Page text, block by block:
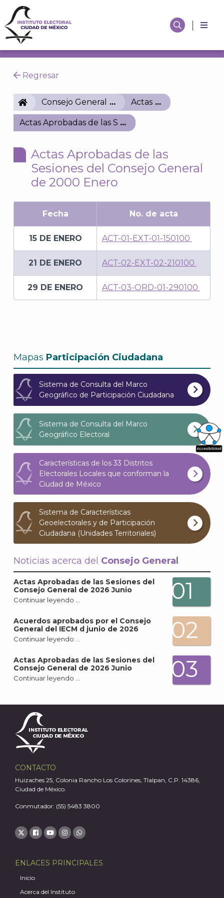
Regresar
IECMConsejo General Actas
Actas Aprobadas de las Sesiones del Consejo
Actas Aprobadas de las
Sesiones del Consejo General
de 2000 Enero
Fecha No. de acta
15 DE ENERO ACT-01-EXT-01-150100
21 DE ENERO ACT-02-EXT-02-210100
29 DE ENERO ACT-03-ORD-01-290100
Mapas Participación Ciudadana
Sistema de Consulta del Marco
Geográfico de Participación Ciudadana
Sistema de Consulta del Marco
Geográfico Electoral
Características de los 33 Distritos
Electorales Locales que conforman la
Ciudad de México
Sistema de Características
Geoelectorales y de Participación
Ciudadana (Unidades Territoriales)
Noticias acerca del Consejo General
Actas Aprobadas de las Sesiones del
Consejo General de 2026 Junio
Continuar leyendo … 01
Acuerdos aprobados por el Consejo
General del IECM d junio de 2026
Continuar leyendo … 02
Actas Aprobadas de las Sesiones del
Consejo General de 2026 Junio
Continuar leyendo … 03
CONTACTO
Huizaches 25, Colonia Rancho Los Colorines, Tlalpan, C.P. 14386,
Ciudad de México.
Conmutador: (55) 5483 3800
ENLACES PRINCIPALES
Inicio
Acerca del Instituto